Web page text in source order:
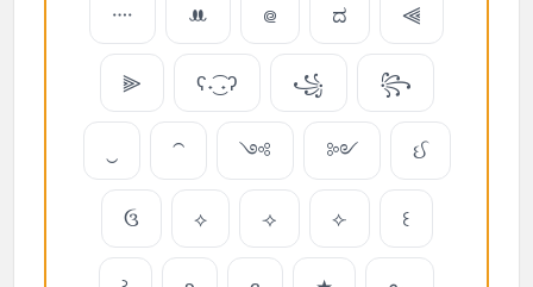
᠁ ꔚ ᪤ ದ ⫷
⫸ ʕ˖͜͡ ˖ʔ ꧁ ꧂
⁀ ༺ ༻ ઈ
ઉ ⟡ ⟢ ⟣ ꒰